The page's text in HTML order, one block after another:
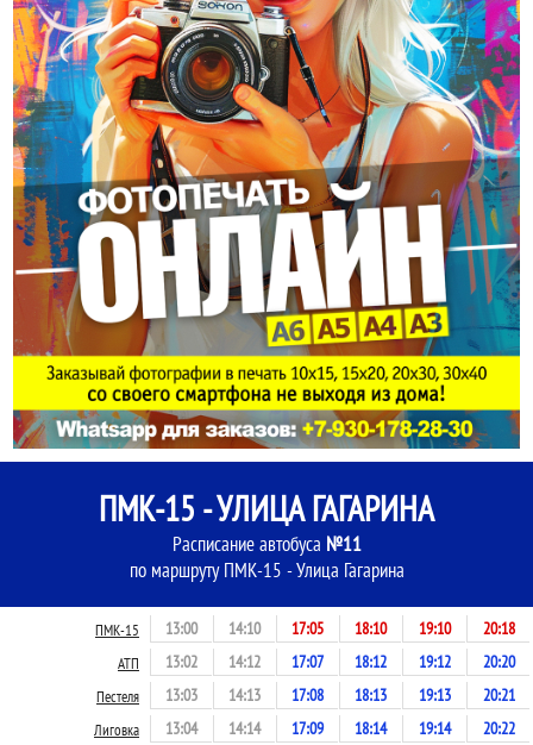
ПМК-15 - УЛИЦА ГАГАРИНА
Расписание автобуса №11
по маршруту ПМК-15 - Улица Гагарина
ПМК-15 13:00 14:10 17:05 18:10 19:10 20:18
АТП 13:02 14:12 17:07 18:12 19:12 20:20
Пестеля 13:03 14:13 17:08 18:13 19:13 20:21
Лиговка 13:04 14:14 17:09 18:14 19:14 20:22